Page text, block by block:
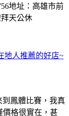
地址：高雄市前
拜天公休
地人推薦的好店~
鳳體比賽，我真
價格很實在，甚